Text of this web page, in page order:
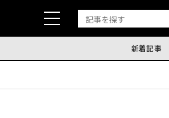
新着記事